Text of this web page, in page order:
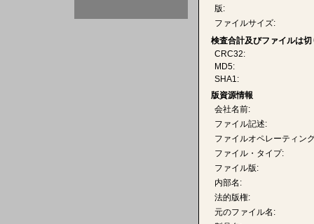
版:
ファイルサイズ:
検査合計及びファイルは切
CRC32:
MD5:
SHA1:
版資源情報
会社名前:
ファイル記述:
ファイルオペレーティン
ファイル・タイプ:
ファイル版:
内部名:
法的版権:
元のファイル名: